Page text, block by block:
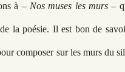
à – Nos muses les murs –
la poésie. Il est bon de
composer sur les murs du